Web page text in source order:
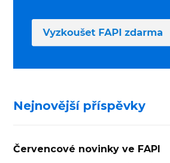
Nejnovější příspěvky
Červencové novinky ve FAPI